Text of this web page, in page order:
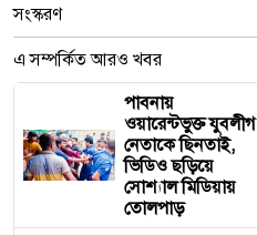
সংস্করণ
এ সম্পর্কিত আরও খবর
পাবনায়
ওয়ারেন্টভুক্ত যুবলীগ
নেতাকে ছিনতাই,
ভিডিও ছড়িয়ে
সোশ্যাল মিডিয়ায়
তোলপাড়